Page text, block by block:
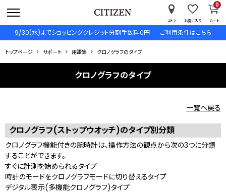
9/30(水)までショッピングクレジット分割手数料０円 ご利用条件はこちら
ストア お気に入り カート
0
トップページ サポート 用語集 クロノグラフのタイプ
クロノグラフのタイプ
一覧へ戻る
クロノグラフ(ストップウオッチ)のタイプ別分類
クロノグラフ機能付きの腕時計は、操作方法の観点から次の3つに分類
することができます。
すぐに計測を始められるタイプ
時計のモードをクロノグラフモードに切り替えるタイプ
デジタル表示(多機能クロノグラフ)タイプ